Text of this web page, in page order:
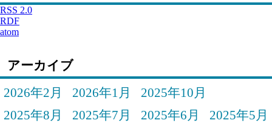
RSS 2.0
RDF
atom
アーカイブ
2026年2月
2026年1月
2025年10月
2025年8月
2025年7月 2025年6月
2025年5月